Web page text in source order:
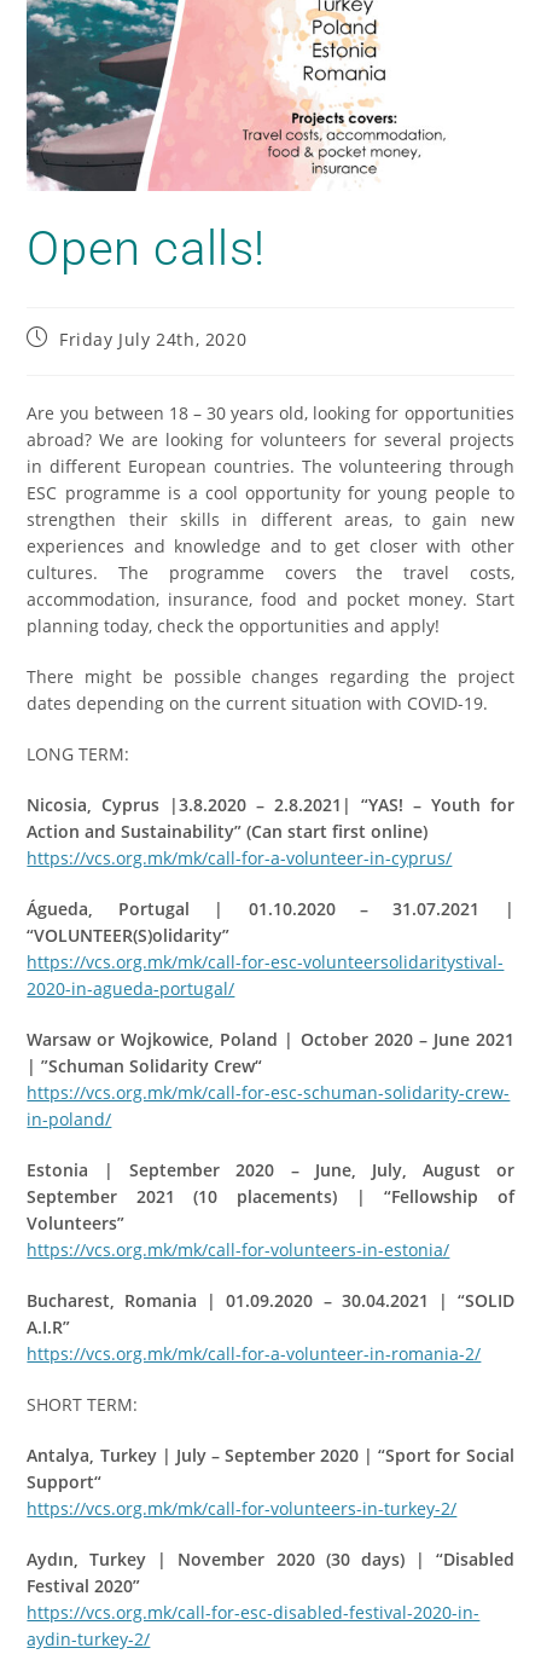
Open calls!
Friday July 24th, 2020
Are you between 18 – 30 years old, looking for opportunities
abroad? We are looking for volunteers for several projects
in different European countries. The volunteering through
ESC programme is a cool opportunity for young people to
strengthen their skills in different areas, to gain new
experiences and knowledge and to get closer with other
cultures. The programme covers the travel costs,
accommodation, insurance, food and pocket money. Start
planning today, check the opportunities and apply!
There might be possible changes regarding the project
dates depending on the current situation with COVID-19.
LONG TERM:
Nicosia, Cyprus |3.8.2020 – 2.8.2021| “YAS! – Youth for
Action and Sustainability” (Can start first online)
https://vcs.org.mk/mk/call-for-a-volunteer-in-cyprus/
Águeda, Portugal | 01.10.2020 – 31.07.2021 |
“VOLUNTEER(S)olidarity”
https://vcs.org.mk/mk/call-for-esc-volunteersolidaritystival-
2020-in-agueda-portugal/
Warsaw or Wojkowice, Poland | October 2020 – June 2021
| ”Schuman Solidarity Crew“
https://vcs.org.mk/mk/call-for-esc-schuman-solidarity-crew-
in-poland/
Estonia | September 2020 – June, July, August or
September 2021 (10 placements) | “Fellowship of
Volunteers”
https://vcs.org.mk/mk/call-for-volunteers-in-estonia/
Bucharest, Romania | 01.09.2020 – 30.04.2021 | “SOLID
A.I.R”
https://vcs.org.mk/mk/call-for-a-volunteer-in-romania-2/
SHORT TERM:
Antalya, Turkey | July – September 2020 | “Sport for Social
Support“
https://vcs.org.mk/mk/call-for-volunteers-in-turkey-2/
Aydın, Turkey | November 2020 (30 days) | “Disabled
Festival 2020”
https://vcs.org.mk/call-for-esc-disabled-festival-2020-in-
aydin-turkey-2/